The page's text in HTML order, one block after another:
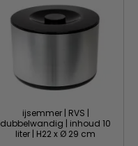
ijsemmer | RVS |
dubbelwandig | inhoud 10
liter | H22 x Ø 29 cm